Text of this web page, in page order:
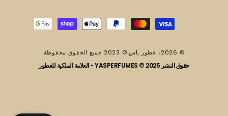
© 2026، عطور ياس © 2023 جميع الحقوق محفوظة
حقوق النشر 2025 © YASPERFUMES - العلامة الملكية للعطور